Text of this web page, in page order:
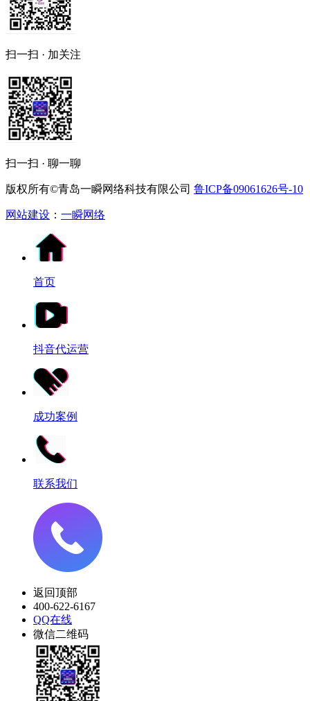
扫一扫 · 加关注
扫一扫 · 聊一聊
版权所有©青岛一瞬网络科技有限公司 鲁ICP备09061626号-10
网站建设 ： 一瞬网络
首页
抖音代运营
成功案例
联系我们
返回顶部
400-622-6167
QQ在线
微信二维码